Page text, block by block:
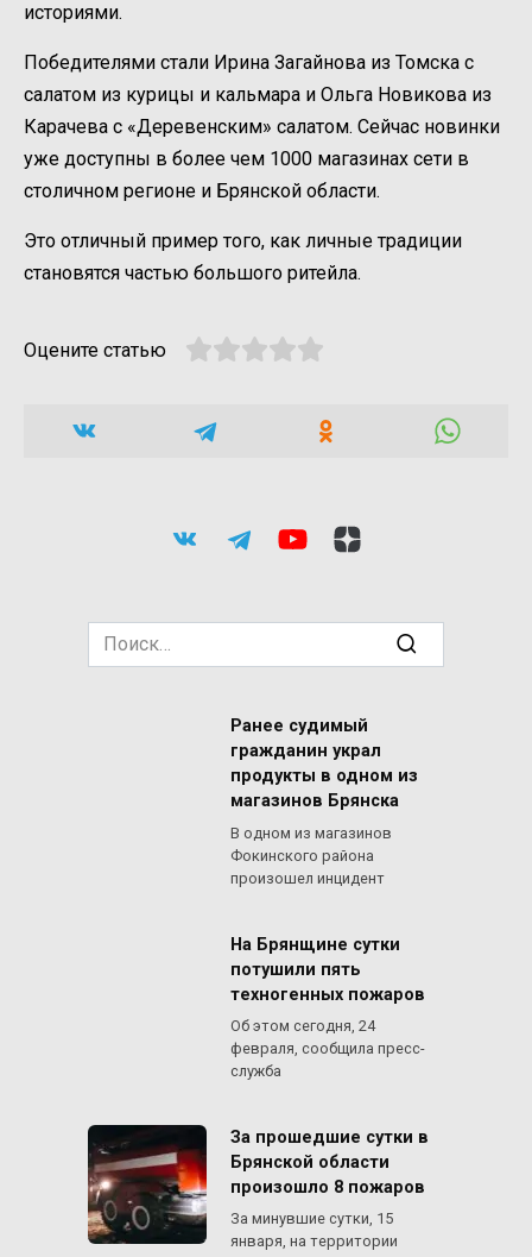
историями.
Победителями стали Ирина Загайнова из Томска с
салатом из курицы и кальмара и Ольга Новикова из
Карачева с «Деревенским» салатом. Сейчас новинки
уже доступны в более чем 1000 магазинах сети в
столичном регионе и Брянской области.
Это отличный пример того, как личные традиции
становятся частью большого ритейла.
Оцените статью
Search
for:
Ранее судимый
гражданин украл
продукты в одном из
магазинов Брянска
В одном из магазинов
Фокинского района
произошел инцидент
На Брянщине сутки
потушили пять
техногенных пожаров
Об этом сегодня, 24
февраля, сообщила пресс-
служба
За прошедшие сутки в
Брянской области
произошло 8 пожаров
За минувшие сутки, 15
января, на территории